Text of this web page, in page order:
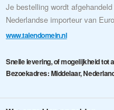
Je bestelling wordt
Nederlandse importeur van
www.talendomein.nl
Snelle levering, of mogelijkheid tot
Bezoekadres: Middelaar,